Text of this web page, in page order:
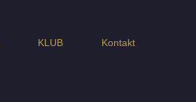
KLUB Kontakt